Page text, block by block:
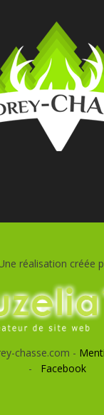
réalisation créée
chasse.com -
- Facebook